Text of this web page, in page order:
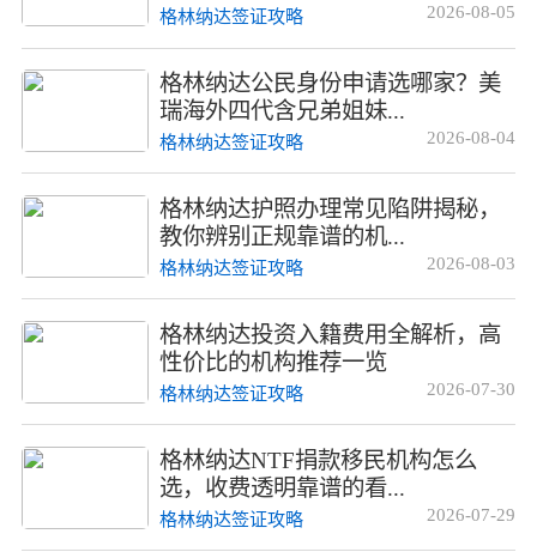
2026-08-05
格林纳达签证攻略
格林纳达公民身份申请选哪家？美
瑞海外四代含兄弟姐妹...
2026-08-04
格林纳达签证攻略
格林纳达护照办理常见陷阱揭秘，
教你辨别正规靠谱的机...
2026-08-03
格林纳达签证攻略
格林纳达投资入籍费用全解析，高
性价比的机构推荐一览
2026-07-30
格林纳达签证攻略
格林纳达NTF捐款移民机构怎么
选，收费透明靠谱的看...
2026-07-29
格林纳达签证攻略